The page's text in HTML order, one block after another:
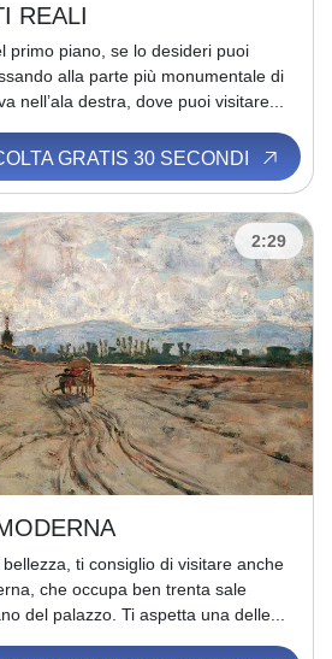
REALI
primo piano, se lo desideri puoi
alla parte più monumentale di
nell’ala destra, dove puoi visitare...
GRATIS 30 SECONDI
2:29
ti consiglio di visitare anche
che occupa ben trenta sale
del palazzo. Ti aspetta una delle...